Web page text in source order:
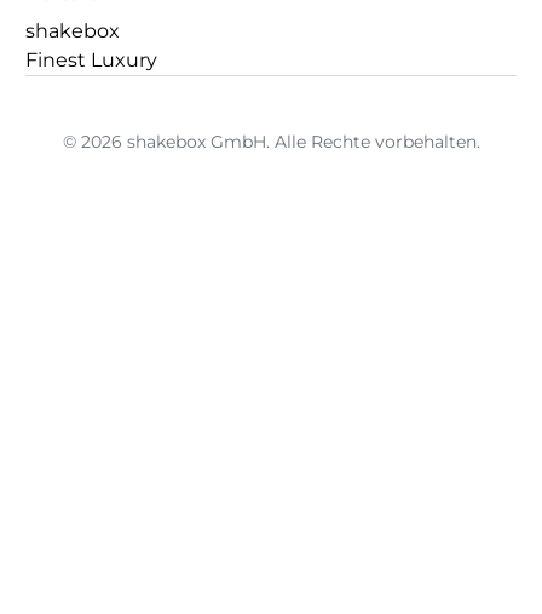
shakebox
Finest Luxury
© 2026 shakebox GmbH. Alle Rechte vorbehalten.